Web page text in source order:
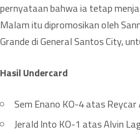
pernyataan bahwa ia tetap
Malam itu dipromosikan oleh
Grande di General Santos City,
Hasil Undercard
Sem Enano KO-4 atas
Jerald Into KO-1 atas Alvin